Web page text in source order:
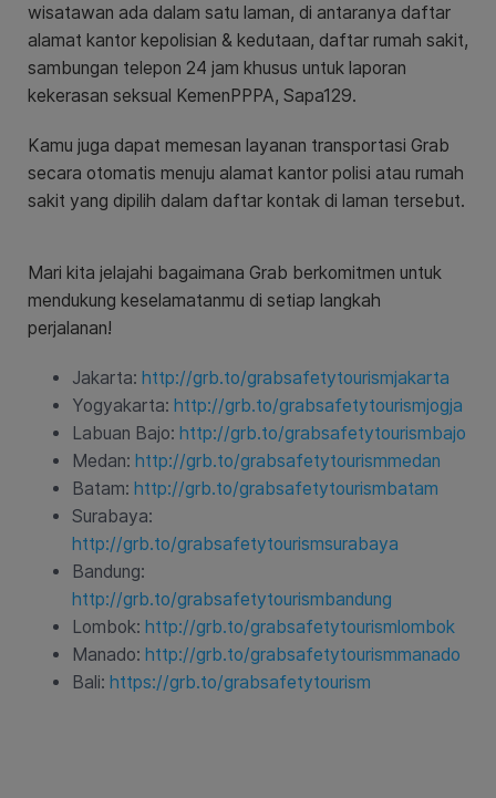
wisatawan ada dalam satu laman, di antaranya daftar
alamat kantor kepolisian & kedutaan, daftar rumah sakit,
sambungan telepon 24 jam khusus untuk laporan
kekerasan seksual KemenPPPA, Sapa129.
Kamu juga dapat memesan layanan transportasi Grab
secara otomatis menuju alamat kantor polisi atau rumah
sakit yang dipilih dalam daftar kontak di laman tersebut.
Mari kita jelajahi bagaimana Grab berkomitmen untuk
mendukung keselamatanmu di setiap langkah
perjalanan!
Jakarta: http://grb.to/grabsafetytourismjakarta
Yogyakarta: http://grb.to/grabsafetytourismjogja
Labuan Bajo: http://grb.to/grabsafetytourismbajo
Medan: http://grb.to/grabsafetytourismmedan
Batam: http://grb.to/grabsafetytourismbatam
Surabaya:
http://grb.to/grabsafetytourismsurabaya
Bandung:
http://grb.to/grabsafetytourismbandung
Lombok: http://grb.to/grabsafetytourismlombok
Manado: http://grb.to/grabsafetytourismmanado
Bali: https://grb.to/grabsafetytourism